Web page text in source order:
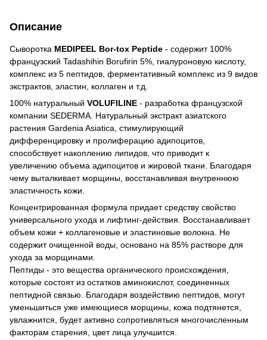
Описание
Сыворотка MEDIPEEL Bor-tox Peptide - содержит 100%
французский Tadashihin Borufirin 5%, гиалуроновую кислоту,
комплекс из 5 пептидов, ферментативный комплекс из 9 видов
экстрактов, эластин, коллаген и т.д.
100% натуральный VOLUFILINE - разработка французской
компании SEDERMA. Натуральный экстракт азиатского
растения Gardenia Asiatica, стимулирующий
дифференцировку и пролиферацию адипоцитов,
способствует накоплению липидов, что приводит к
увеличению объема адипоцитов и жировой ткани. Благодаря
чему выталкивает морщины, восстанавливая внутреннюю
эластичность кожи.
Концентрированная формула придает средству свойство
универсального ухода и лифтинг-действия. Восстанавливает
объем кожи + коллагеновые и эластиновые волокна. Не
содержит очищенной воды, основано на 85% растворе для
ухода за морщинами.
Пептиды - это вещества органического происхождения,
которые состоят из остатков аминокислот, соединенных
пептидной связью. Благодаря воздействию пептидов, могут
уменьшиться уже имеющиеся морщины, кожа подтянется,
увлажнится, будет активно сопротивляться многочисленным
факторам старения, цвет лица улучшится.